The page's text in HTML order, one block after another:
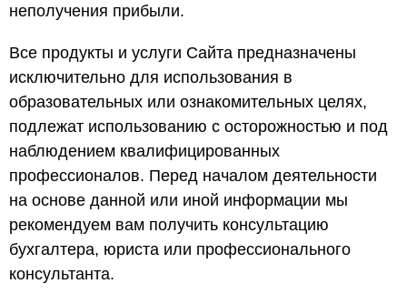
неполучения прибыли.
Все продукты и услуги Сайта предназначены
исключительно для использования в
образовательных или ознакомительных целях,
подлежат использованию с осторожностью и под
наблюдением квалифицированных
профессионалов. Перед началом деятельности
на основе данной или иной информации мы
рекомендуем вам получить консультацию
бухгалтера, юриста или профессионального
консультанта.